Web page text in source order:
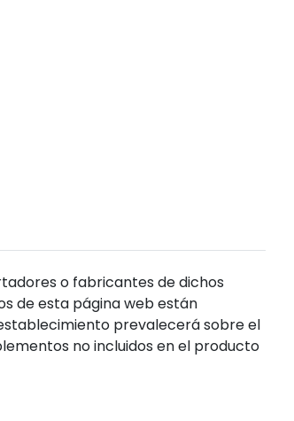
o fabricantes de dichos
de esta página web están
prevalecerá sobre el
no incluidos en el producto